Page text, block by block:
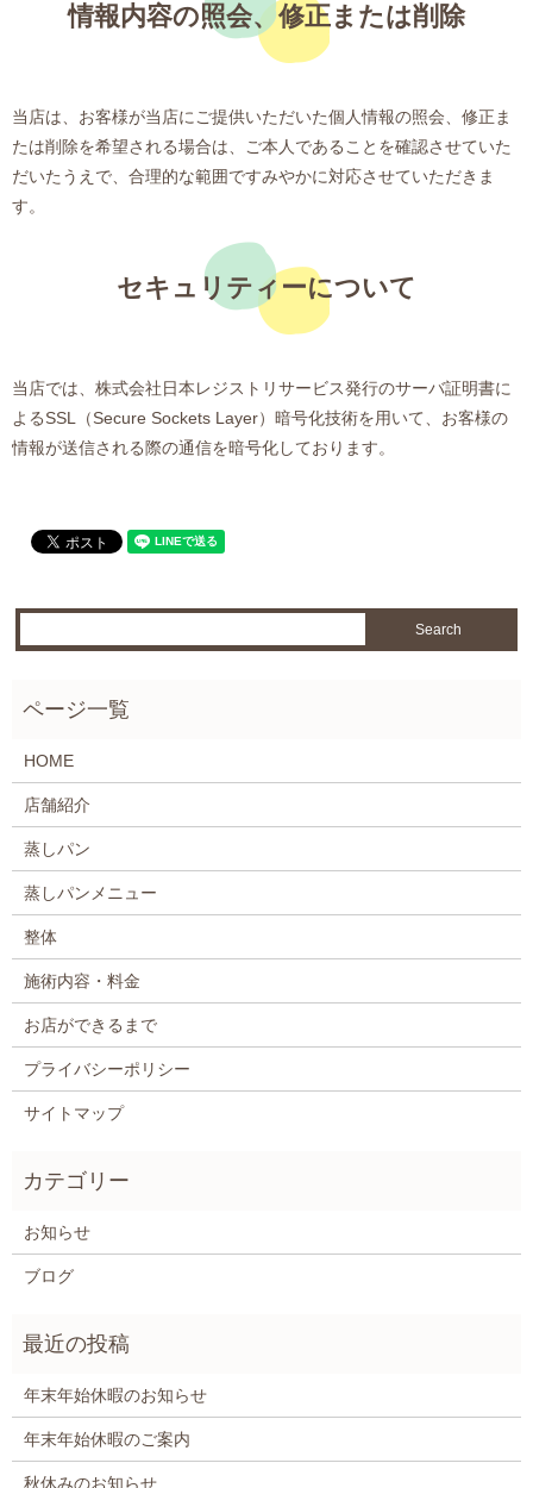
情報内容の照会、修正または削除
当店は、お客様が当店にご提供いただいた個人情報の照会、修正ま
たは削除を希望される場合は、ご本人であることを確認させていた
だいたうえで、合理的な範囲ですみやかに対応させていただきま
す。
セキュリティーについて
当店では、株式会社日本レジストリサービス発行のサーバ証明書に
よるSSL（Secure Sockets Layer）暗号化技術を用いて、お客様の
情報が送信される際の通信を暗号化しております。
HOME
店舗紹介
蒸しパン
蒸しパンメニュー
整体
施術内容・料金
お店ができるまで
プライバシーポリシー
サイトマップ
お知らせ
ブログ
年末年始休暇のお知らせ
年末年始休暇のご案内
秋休みのお知らせ